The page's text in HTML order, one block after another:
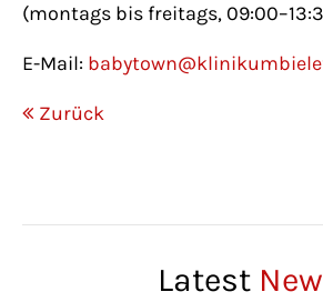
(montags bis freitags,
E-Mail:
Zurück
Latest